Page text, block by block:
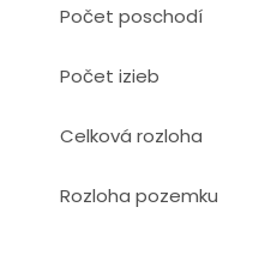
Počet poschodí
Počet izieb
Celková rozloha
Rozloha pozemku